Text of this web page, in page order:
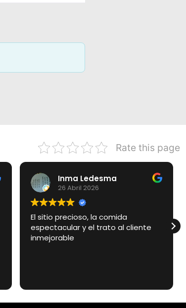
Rate this page
Inma Ledesma
26 Abril 2026
El sitio precioso, la comida
espectacular y el trato al cliente
inmejorable